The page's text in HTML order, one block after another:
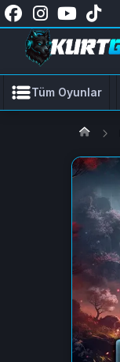
Tüm Oyunlar